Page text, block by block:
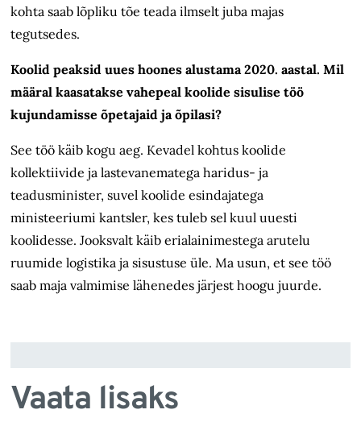
kohta saab lõpliku tõe teada ilmselt juba majas
tegutsedes.
Koolid peaksid uues hoones alustama 2020. aastal. Mil
määral kaasatakse vahepeal koolide sisulise töö
kujundamisse õpetajaid ja õpilasi?
See töö käib kogu aeg. Kevadel kohtus koolide
kollektiivide ja lastevanematega haridus- ja
teadusminister, suvel koolide esindajatega
ministeeriumi kantsler, kes tuleb sel kuul uuesti
koolidesse. Jooksvalt käib erialainimestega arutelu
ruumide logistika ja sisustuse üle. Ma usun, et see töö
saab maja valmimise lähenedes järjest hoogu juurde.
Vaata lisaks